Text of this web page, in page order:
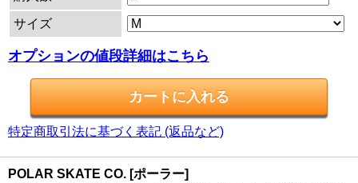
サイズ
オプションの値段詳細はこちら
特定商取引法に基づく表記 (返品など)
POLAR SKATE CO. [ポーラー]